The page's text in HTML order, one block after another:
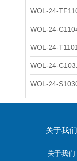
关于我们
关于我们